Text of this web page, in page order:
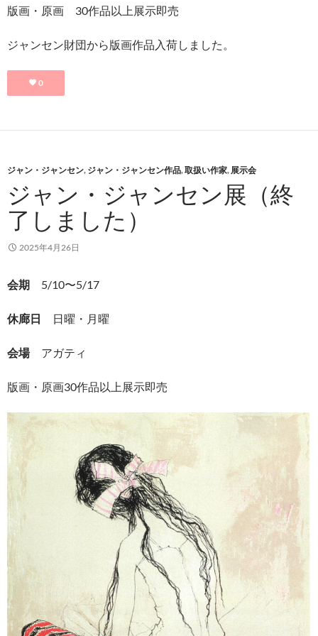
版画・原画 30作品以上展示即売
ジャンセン財団から版画作品入荷しました。
0
ジャン・ジャンセン, ジャン・ジャンセン作品,取扱い作家, 展示会
ジャン・ジャンセン展（終
了しました）
2025年4月26日
会期 5/10〜5/17
休廊日 日曜・月曜
会場アガティ
版画・原画30作品以上展示即売